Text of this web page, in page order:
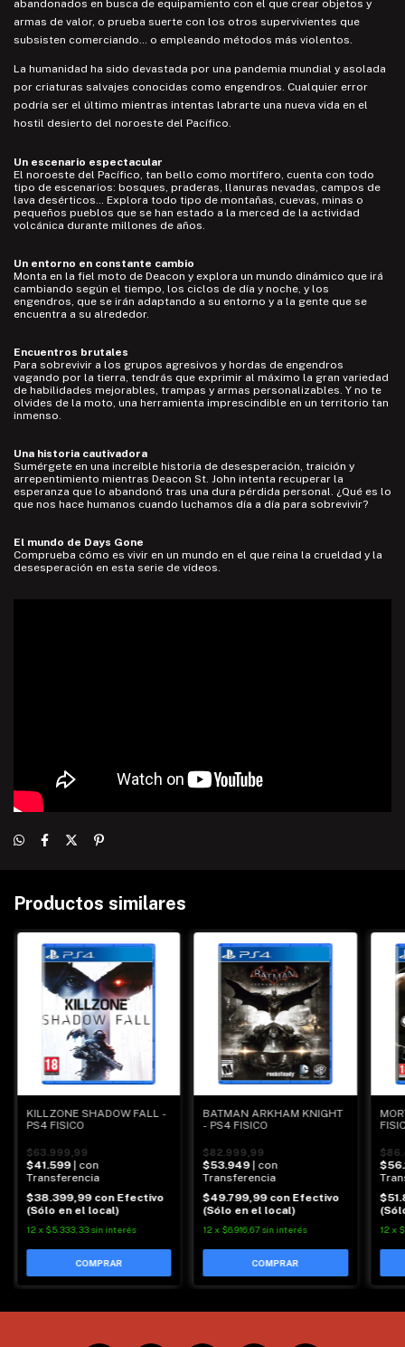
abandonados en busca de equipamiento con el que crear objetos y
armas de valor, o prueba suerte con los otros supervivientes que
subsisten comerciando… o empleando métodos más violentos.
La humanidad ha sido devastada por una pandemia mundial y asolada
por criaturas salvajes conocidas como engendros. Cualquier error
podría ser el último mientras intentas labrarte una nueva vida en el
hostil desierto del noroeste del Pacífico.
Un escenario espectacular
El noroeste del Pacífico, tan bello como mortífero, cuenta con todo
tipo de escenarios: bosques, praderas, llanuras nevadas, campos de
lava desérticos… Explora todo tipo de montañas, cuevas, minas o
pequeños pueblos que se han estado a la merced de la actividad
volcánica durante millones de años.
Un entorno en constante cambio
Monta en la fiel moto de Deacon y explora un mundo dinámico que irá
cambiando según el tiempo, los ciclos de día y noche, y los
engendros, que se irán adaptando a su entorno y a la gente que se
encuentra a su alrededor.
Encuentros brutales
Para sobrevivir a los grupos agresivos y hordas de engendros
vagando por la tierra, tendrás que exprimir al máximo la gran variedad
de habilidades mejorables, trampas y armas personalizables. Y no te
olvides de la moto, una herramienta imprescindible en un territorio tan
inmenso.
Una historia cautivadora
Sumérgete en una increíble historia de desesperación, traición y
arrepentimiento mientras Deacon St. John intenta recuperar la
esperanza que lo abandonó tras una dura pérdida personal. ¿Qué es lo
que nos hace humanos cuando luchamos día a día para sobrevivir?
El mundo de Days Gone
Comprueba cómo es vivir en un mundo en el que reina la crueldad y la
desesperación en esta serie de vídeos.
Productos similares
KILLZONE SHADOW FALL -
PS4 FISICO
$63.999,99
$41.599
| con
Transferencia
$38.399,99 con Efectivo
(Sólo en el local)
12 x $5.333,33 sin interés
BATMAN ARKHAM KNIGHT
- PS4 FISICO
$82.999,99
$53.949
| con
Transferencia
$49.799,99 con Efectivo
(Sólo en el local)
12 x $6.916,67 sin interés 12 x